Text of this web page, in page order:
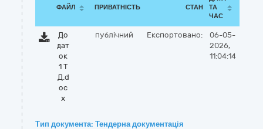
ФАЙЛ ПРИВАТНІСТЬ СТАН
ТА
ЧАС
До
дат
ок
1 Т
Д.d
oc
x
публічний Експортовано:
06-05-
2026,
11:04:14
Тип документа: Тендерна документація